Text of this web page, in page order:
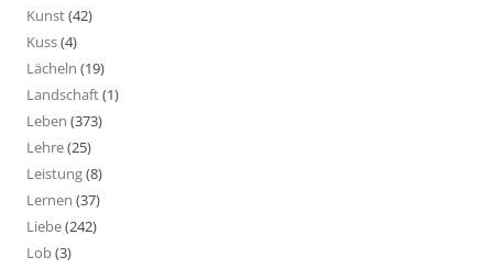
Kunst(42)
Kuss(4)
Lächeln (19)
Landschaft(1)
Leben (373)
Lehre(25)
Leistung(8)
Lernen (37)
Liebe(242)
Lob(3)